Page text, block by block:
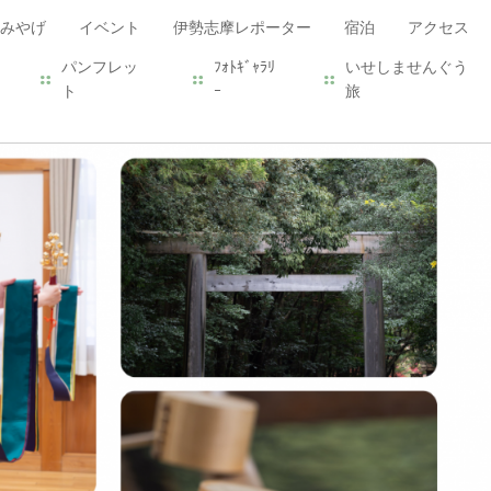
やげ イベント 伊勢志摩レポーター 宿泊 アクセス
パンフレッ
ト
ﾌｫﾄｷﾞｬﾗﾘ
ｰ
いせしませんぐう
旅